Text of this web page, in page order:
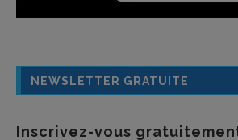
NEWSLETTER GRATUITE
Inscrivez-vous